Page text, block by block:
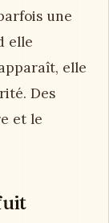
une
elle
elle
Des
et le